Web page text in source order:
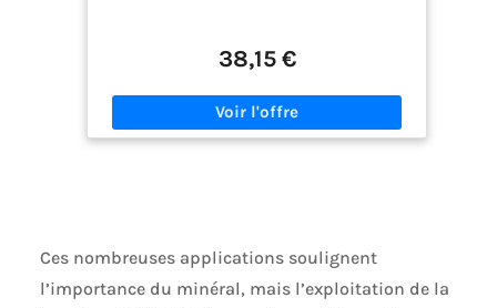
38,15 €
Ces nombreuses applications soulignent
l’importance du minéral, mais l’exploitation de la